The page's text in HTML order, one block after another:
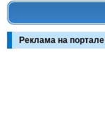
Реклама на портале